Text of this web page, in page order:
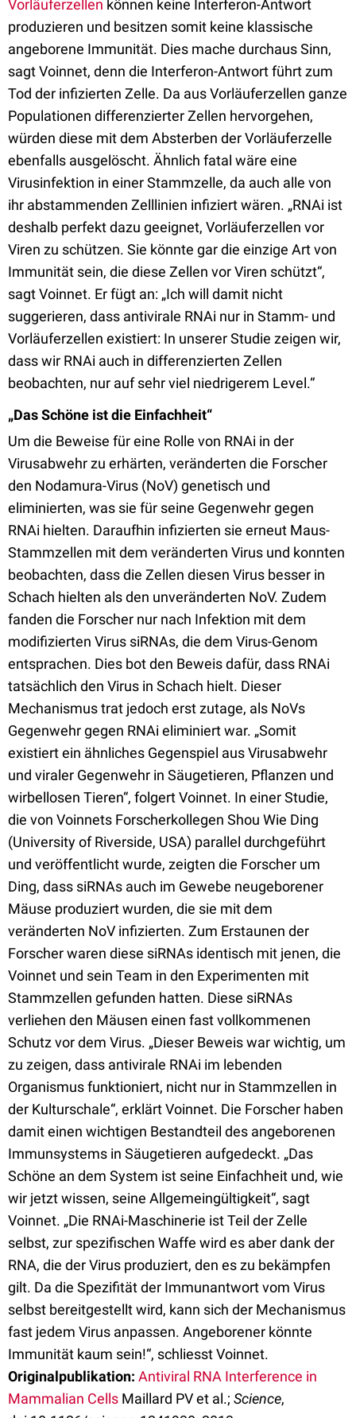
Vorläuferzellen können keine Interferon-Antwort
produzieren und besitzen somit keine klassische
angeborene Immunität. Dies mache durchaus Sinn,
sagt Voinnet, denn die Interferon-Antwort führt zum
Tod der infizierten Zelle. Da aus Vorläuferzellen ganze
Populationen differenzierter Zellen hervorgehen,
würden diese mit dem Absterben der Vorläuferzelle
ebenfalls ausgelöscht. Ähnlich fatal wäre eine
Virusinfektion in einer Stammzelle, da auch alle von
ihr abstammenden Zelllinien infiziert wären. „RNAi ist
deshalb perfekt dazu geeignet, Vorläuferzellen vor
Viren zu schützen. Sie könnte gar die einzige Art von
Immunität sein, die diese Zellen vor Viren schützt“,
sagt Voinnet. Er fügt an: „Ich will damit nicht
suggerieren, dass antivirale RNAi nur in Stamm- und
Vorläuferzellen existiert: In unserer Studie zeigen wir,
dass wir RNAi auch in differenzierten Zellen
beobachten, nur auf sehr viel niedrigerem Level.“
„Das Schöne ist die Einfachheit“
Um die Beweise für eine Rolle von RNAi in der
Virusabwehr zu erhärten, veränderten die Forscher
den Nodamura-Virus (NoV) genetisch und
eliminierten, was sie für seine Gegenwehr gegen
RNAi hielten. Daraufhin infizierten sie erneut Maus-
Stammzellen mit dem veränderten Virus und konnten
beobachten, dass die Zellen diesen Virus besser in
Schach hielten als den unveränderten NoV. Zudem
fanden die Forscher nur nach Infektion mit dem
modifizierten Virus siRNAs, die dem Virus-Genom
entsprachen. Dies bot den Beweis dafür, dass RNAi
tatsächlich den Virus in Schach hielt. Dieser
Mechanismus trat jedoch erst zutage, als NoVs
Gegenwehr gegen RNAi eliminiert war. „Somit
existiert ein ähnliches Gegenspiel aus Virusabwehr
und viraler Gegenwehr in Säugetieren, Pflanzen und
wirbellosen Tieren“, folgert Voinnet. In einer Studie,
die von Voinnets Forscherkollegen Shou Wie Ding
(University of Riverside, USA) parallel durchgeführt
und veröffentlicht wurde, zeigten die Forscher um
Ding, dass siRNAs auch im Gewebe neugeborener
Mäuse produziert wurden, die sie mit dem
veränderten NoV infizierten. Zum Erstaunen der
Forscher waren diese siRNAs identisch mit jenen, die
Voinnet und sein Team in den Experimenten mit
Stammzellen gefunden hatten. Diese siRNAs
verliehen den Mäusen einen fast vollkommenen
Schutz vor dem Virus. „Dieser Beweis war wichtig, um
zu zeigen, dass antivirale RNAi im lebenden
Organismus funktioniert, nicht nur in Stammzellen in
der Kulturschale“, erklärt Voinnet. Die Forscher haben
damit einen wichtigen Bestandteil des angeborenen
Immunsystems in Säugetieren aufgedeckt. „Das
Schöne an dem System ist seine Einfachheit und, wie
wir jetzt wissen, seine Allgemeingültigkeit“, sagt
Voinnet. „Die RNAi-Maschinerie ist Teil der Zelle
selbst, zur spezifischen Waffe wird es aber dank der
RNA, die der Virus produziert, den es zu bekämpfen
gilt. Da die Spezifität der Immunantwort vom Virus
selbst bereitgestellt wird, kann sich der Mechanismus
fast jedem Virus anpassen. Angeborener könnte
Immunität kaum sein!“, schliesst Voinnet.
Originalpublikation: Antiviral RNA Interference in
Mammalian Cells Maillard PV et al.; Science,